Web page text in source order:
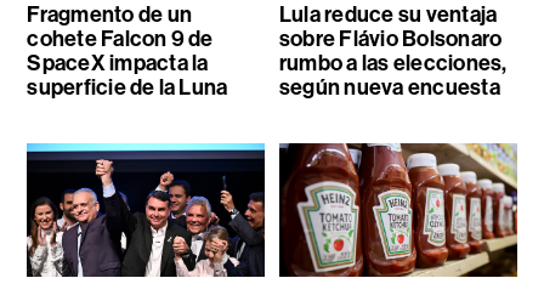
Fragmento de un
cohete Falcon 9 de
SpaceX impacta la
superficie de la Luna
Lula reduce su ventaja
sobre Flávio Bolsonaro
rumbo a las elecciones,
según nueva encuesta